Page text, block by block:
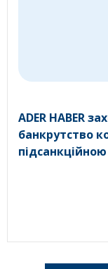
ADER HABER
банкрутство